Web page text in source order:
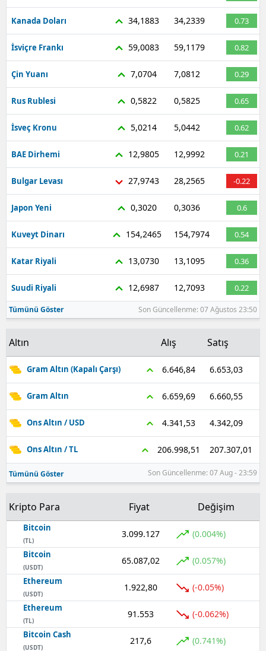
Kanada Doları 34,1883 34,2339 0.73
İsviçre Frankı 59,0083 59,1179 0.82
Çin Yuanı 7,0704 7,0812 0.29
Rus Rublesi 0,5822 0,5825 0.65
İsveç Kronu 5,0214 5,0442 0.62
BAE Dirhemi 12,9805 12,9992 0.21
Bulgar Levası 27,9743 28,2565 -0.22
Japon Yeni 0,3020 0,3036 0.6
Kuveyt Dinarı 154,2465 154,7974 0.54
Katar Riyali 13,0730 13,1095 0.36
Suudi Riyali 12,6987 12,7093 0.22
Tümünü Göster Son Güncellenme: 07 Ağustos 23:50
Altın Alış Satış
Gram Altın (Kapalı Çarşı) 6.646,84 6.653,03
Gram Altın 6.659,69 6.660,55
Ons Altın / USD 4.341,53 4.342,09
Ons Altın / TL 206.998,51 207.307,01
Tümünü Göster Son Güncellenme: 07 Aug - 23:59
Kripto Para Fiyat Değişim
Bitcoin
(TL)
3.099.127 (0.004%)
Bitcoin
(USDT)
65.087,02 (0.057%)
Ethereum
(USDT)
1.922,80 (-0.05%)
Ethereum
(TL)
91.553 (-0.062%)
Bitcoin Cash
(USDT)
217,6 (0.741%)